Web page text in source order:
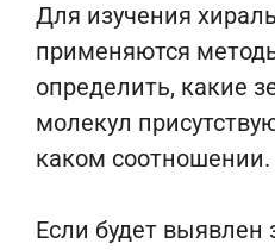
Для изучения
применяются
определить, какие
молекул
каком соотношении.
Если будет выявлен